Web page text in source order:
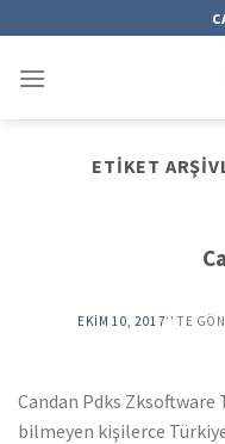
to
content
ETIKET
EKIM 10, 2017’' TE
Candan Pdks Zksoftware
bilmeyen kişilerce